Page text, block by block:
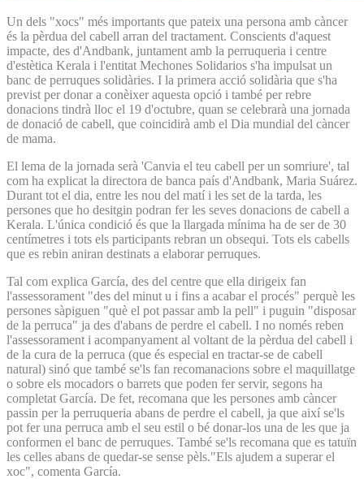
Un dels "xocs" més importants que pateix una persona amb càncer
és la pèrdua del cabell arran del tractament. Conscients d'aquest
impacte, des d'Andbank, juntament amb la perruqueria i centre
d'estètica Kerala i l'entitat Mechones Solidarios s'ha impulsat un
banc de perruques solidàries. I la primera acció solidària que s'ha
previst per donar a conèixer aquesta opció i també per rebre
donacions tindrà lloc el 19 d'octubre, quan se celebrarà una jornada
de donació de cabell, que coincidirà amb el Dia mundial del càncer
de mama.
El lema de la jornada serà 'Canvia el teu cabell per un somriure', tal
com ha explicat la directora de banca país d'Andbank, Maria Suárez.
Durant tot el dia, entre les nou del matí i les set de la tarda, les
persones que ho desitgin podran fer les seves donacions de cabell a
Kerala. L'única condició és que la llargada mínima ha de ser de 30
centímetres i tots els participants rebran un obsequi. Tots els cabells
que es rebin aniran destinats a elaborar perruques.
Tal com explica García, des del centre que ella dirigeix fan
l'assessorament "des del minut u i fins a acabar el procés" perquè les
persones sàpiguen "què el pot passar amb la pell" i puguin "disposar
de la perruca" ja des d'abans de perdre el cabell. I no només reben
l'assessorament i acompanyament al voltant de la pèrdua del cabell i
de la cura de la perruca (que és especial en tractar-se de cabell
natural) sinó que també se'ls fan recomanacions sobre el maquillatge
o sobre els mocadors o barrets que poden fer servir, segons ha
completat García. De fet, recomana que les persones amb càncer
passin per la perruqueria abans de perdre el cabell, ja que així se'ls
pot fer una perruca amb el seu estil o bé donar-los una de les que ja
conformen el banc de perruques. També se'ls recomana que es tatuïn
les celles abans de quedar-se sense pèls."Els ajudem a superar el
xoc", comenta García.